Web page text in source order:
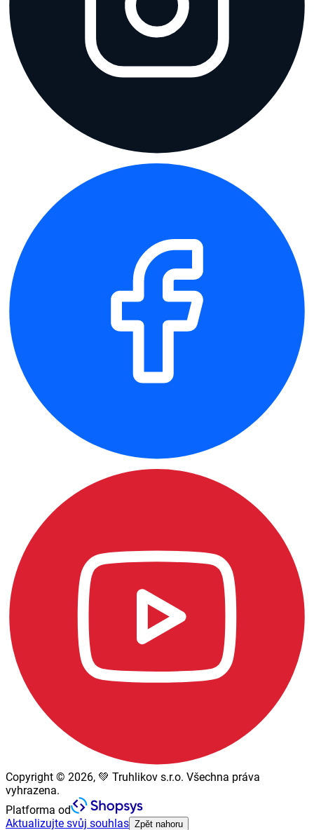
Copyright © 2026, 💚 Truhlikov s.r.o. Všechna práva
vyhrazena.
Platforma od
Aktualizujte svůj souhlas Zpět nahoru